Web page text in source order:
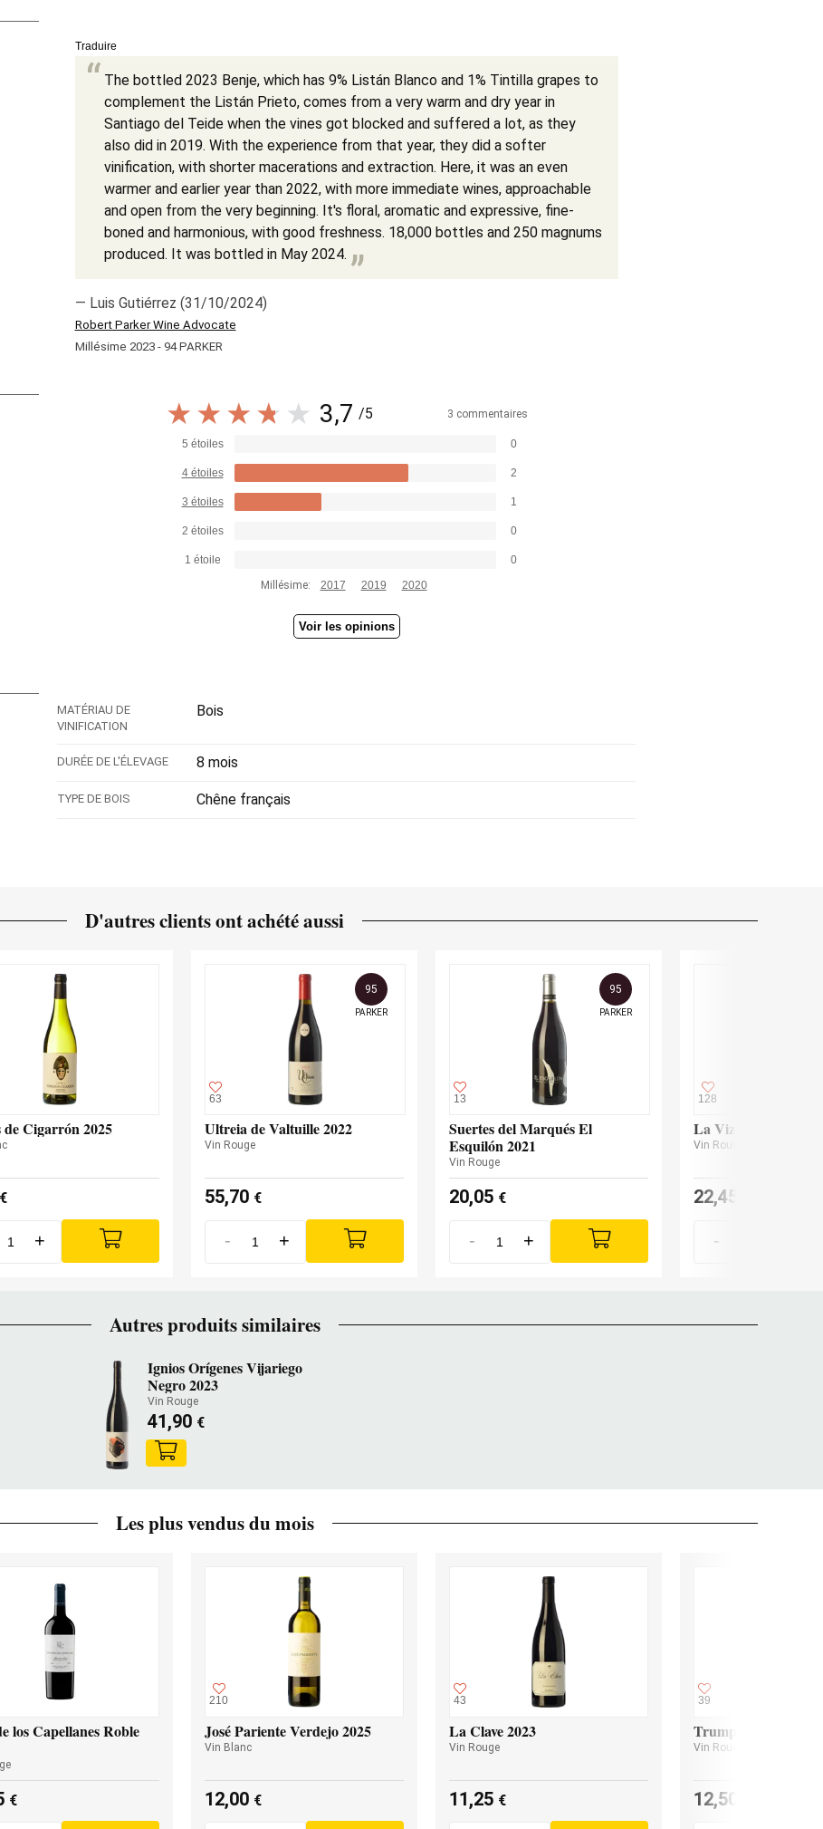
Traduire
The bottled 2023 Benje, which has 9% Listán Blanco and 1% Tintilla grapes to
complement the Listán Prieto, comes from a very warm and dry year in
Santiago del Teide when the vines got blocked and suffered a lot, as they
also did in 2019. With the experience from that year, they did a softer
vinification, with shorter macerations and extraction. Here, it was an even
warmer and earlier year than 2022, with more immediate wines, approachable
and open from the very beginning. It's floral, aromatic and expressive, fine-
boned and harmonious, with good freshness. 18,000 bottles and 250 magnums
produced. It was bottled in May 2024.
— Luis Gutiérrez (31/10/2024)
Robert Parker Wine Advocate
Millésime 2023 - 94 PARKER
3,7 /5 3 commentaires
5 étoiles 0
4 étoiles 2
3 étoiles 1
2 étoiles 0
1 étoile
0
Millésime:
2017 2019 2020
Voir les opinions
MATÉRIAU DE
VINIFICATION
Bois
DURÉE DE L'ÉLEVAGE 8 mois
TYPE DE BOIS Chêne français
D'autres clients ont achété aussi
de Cigarrón 2025
€
+
63
95
PARKER
Ultreia de Valtuille 2022
Vin Rouge
55,70 €
- +
13
95
PARKER
Suertes del Marqués El
Esquilón 2021
Vin Rouge
20,05 €
- +
128
La Vizcaína El
Vin Rouge
22,45
-
Autres produits similaires
Ignios Orígenes Vijariego
Negro 2023
Vin Rouge
41,90 €
Les plus vendus du mois
los Capellanes Roble
€
210
José Pariente Verdejo 2025
Vin Blanc
12,00 €
43
La Clave 2023
Vin Rouge
11,25 €
39
Trumpeter Malbec
Vin Rouge
12,50